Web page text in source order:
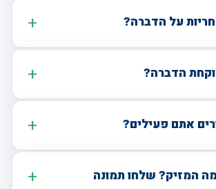
על הדברה?
הדברה?
אתם פעילים?
מה המזיק? שלחו תמונה